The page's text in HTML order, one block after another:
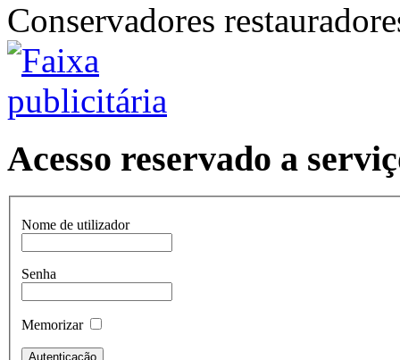
Conservadores
Acesso reservado a
Nome de utilizador
Senha
Memorizar